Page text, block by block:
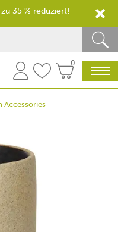
0
Accessories
35 % reduziert!